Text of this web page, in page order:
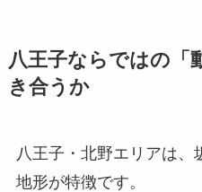
八王子ならではの「
き合うか
八王子・北野エリアは、
地形が特徴です。